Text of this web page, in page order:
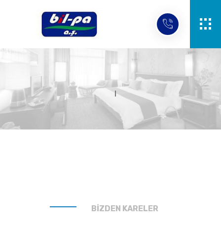
BİZDEN KARELER